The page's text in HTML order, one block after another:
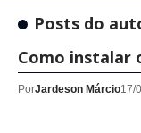
Posts do
Como instalar
PorJardeson Márcio17/